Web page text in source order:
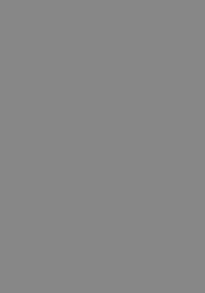
di analisi web
e misurare le
cui il prefisso
di analisi web
di Google) per
i cookie.